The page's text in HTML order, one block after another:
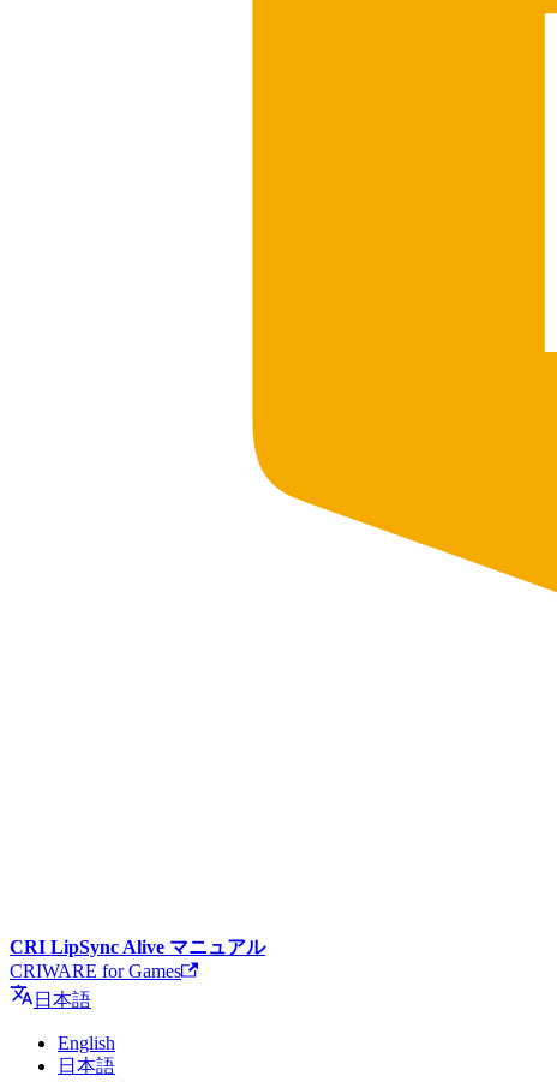
CRI LipSync Alive マニュアル
CRIWARE for Games
日本語
English
日本語